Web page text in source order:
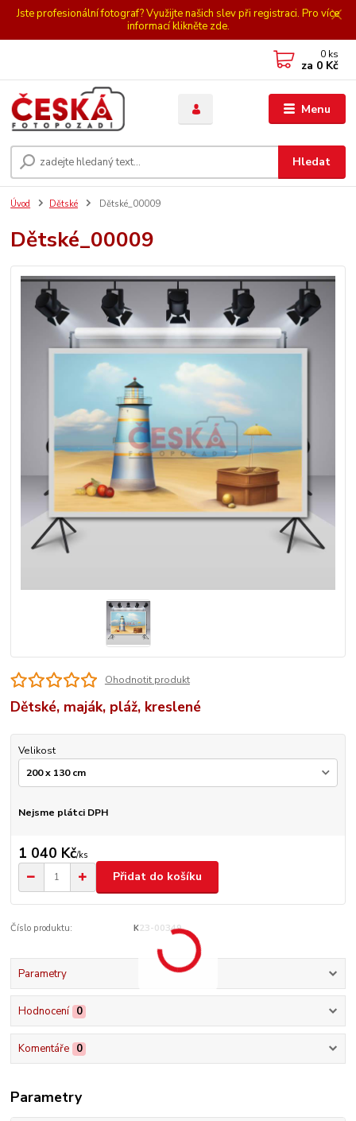
Jste profesionální fotograf? Využijte našich slev při registraci. Pro více
informací klikněte zde.
Menu
Hledat
0 ks
za 0 Kč
Úvod Dětské Dětské_00009
Dětské_00009
Ohodnotit produkt
Dětské, maják, pláž, kreslené
Velikost
Nejsme plátci DPH
1 040 Kč/ks
Přidat do košíku
Číslo produktu: K23-00349
Parametry
Hodnocení 0
Komentáře 0
Parametry